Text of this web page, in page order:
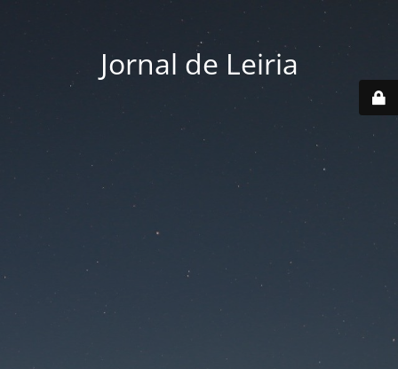
Jornal de Leiria